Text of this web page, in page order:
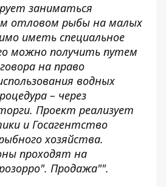
заниматься
отловом рыбы на малых
иметь специальное
можно получить путем
на право
водных
– через
Проект реализует
и Госагентство
хозяйства.
проходят на
Продажа"".